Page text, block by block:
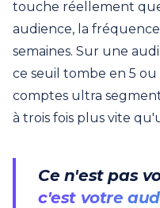
touche réellement
audience, la
semaines. Sur une
ce seuil tombe en 5
comptes ultra
à trois fois plus vite
Ce n'est pas
c'est votre